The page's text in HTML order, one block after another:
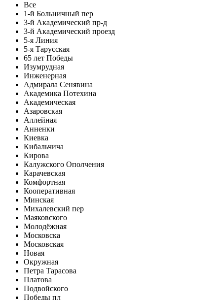
Все
1-й Больничный пер
3-й Академический пр-д
3-й Академический проезд
5-я Линия
5-я Тарусская
65 лет Победы
Изумрудная
Инженерная
Адмирала Сенявина
Академика Потехина
Академическая
Азаровская
Аллейная
Анненки
Киевка
Кибальчича
Кирова
Калужского Ополчения
Карачевская
Комфортная
Кооперативная
Минская
Михалевский пер
Маяковского
Молодёжная
Московска
Московская
Новая
Окружная
Петра Тарасова
Платова
Подвойского
Победы пл